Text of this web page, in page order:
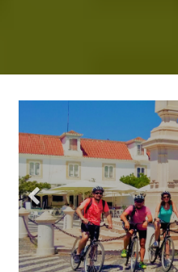
Fotos del viaje